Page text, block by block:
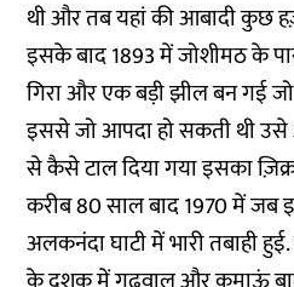
थी और तब यहां की आबादी कुछ
इसके बाद 1893 में जोशीमठ के
गिरा और एक बड़ी झील बन गई
इससे जो आपदा हो सकती थी
से कैसे टाल दिया गया इसका
करीब 80 साल बाद 1970 में जब
अलकनंदा घाटी में भारी तबाही